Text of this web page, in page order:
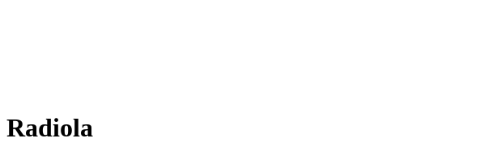
Radiola